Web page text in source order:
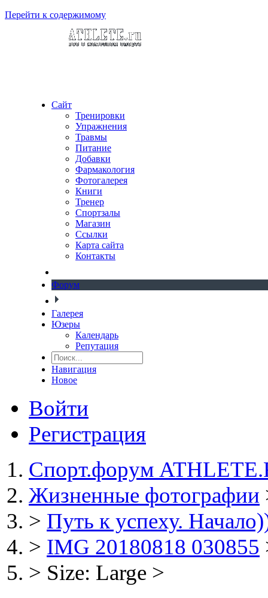
Перейти к содержимому
Сайт
Тренировки
Упражнения
Травмы
Питание
Добавки
Фармакология
Фотогалерея
Книги
Тренер
Спортзалы
Магазин
Ссылки
Карта сайта
Контакты
Форум
Галерея
Юзеры
Календарь
Репутация
Навигация
Новое
Войти
Регистрация
Спорт.форум
Жизненные фотографии
> Путь к успеху.
> IMG 20180818 030855
> Size: Large >